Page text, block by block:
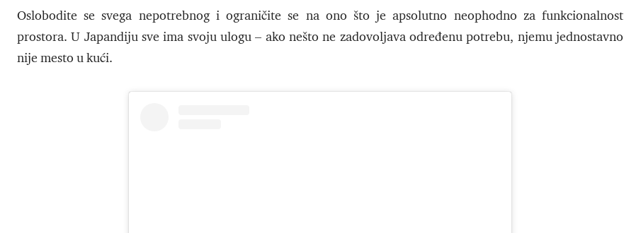
Oslobodite se svega nepotrebnog i ograničite se na ono što je apsolutno neophodno za funkcionalnost
prostora. U Japandiju sve ima svoju ulogu – ako nešto ne zadovoljava određenu potrebu, njemu jednostavno
nije mesto u kući.